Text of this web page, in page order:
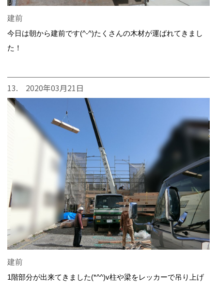
建前
今日は朝から建前です(^-^)たくさんの木材が運ばれてきまし
た！
13. 2020年03月21日
建前
1階部分が出来てきました(*^^)v柱や梁をレッカーで吊り上げ